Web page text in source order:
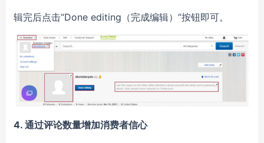
辑完后点击“Done editing（完成编辑）”按钮即可。
4. 通过评论数量增加消费者信心